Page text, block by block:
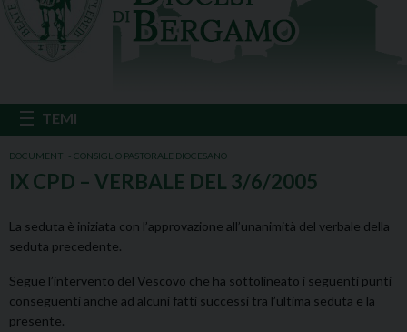
DOCUMENTI - CONSIGLIO PASTORALE DIOCESANO
IX CPD – VERBALE DEL 3/6/2005
La seduta è iniziata con l’approvazione all’unanimità del verbale della
seduta precedente.
Segue l’intervento del Vescovo che ha sottolineato i seguenti punti
conseguenti anche ad alcuni fatti successi tra l’ultima seduta e la
presente.